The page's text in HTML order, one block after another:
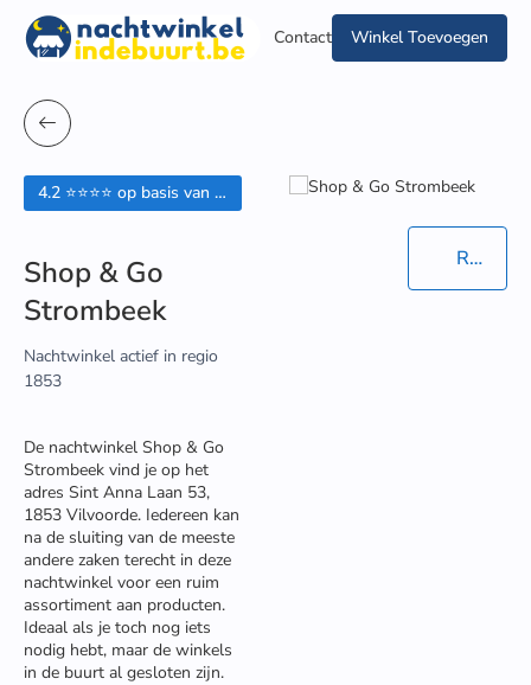
Contact Winkel Toevoegen
Routebeschrijving in Google Maps
4.2 ⭐⭐⭐⭐ op basis van 93 beoordelingen
Shop & Go
Strombeek
Nachtwinkel actief in regio
1853
De nachtwinkel Shop & Go
Strombeek vind je op het
adres Sint Anna Laan 53,
1853 Vilvoorde. Iedereen kan
na de sluiting van de meeste
andere zaken terecht in deze
nachtwinkel voor een ruim
assortiment aan producten.
Ideaal als je toch nog iets
nodig hebt, maar de winkels
in de buurt al gesloten zijn.